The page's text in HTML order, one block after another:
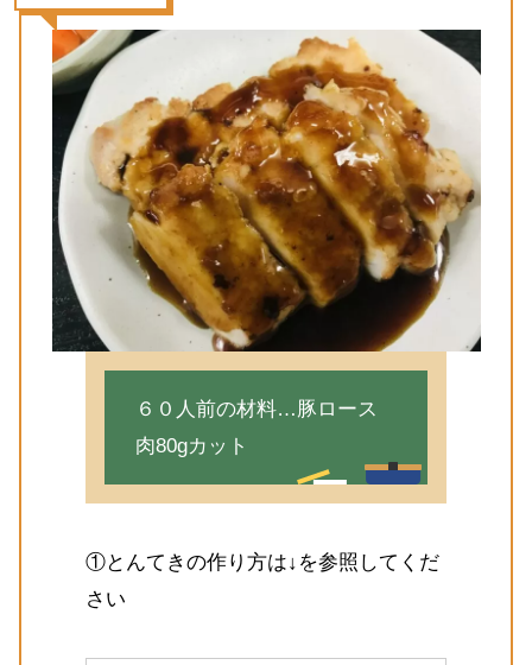
６０人前の材料…豚ロース
肉80gカット
①とんてきの作り方は↓を参照してくだ
さい